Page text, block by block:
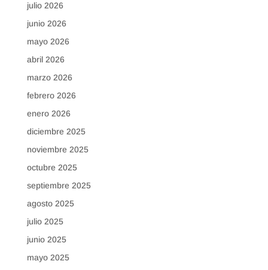
julio 2026
junio 2026
mayo 2026
abril 2026
marzo 2026
febrero 2026
enero 2026
diciembre 2025
noviembre 2025
octubre 2025
septiembre 2025
agosto 2025
julio 2025
junio 2025
mayo 2025